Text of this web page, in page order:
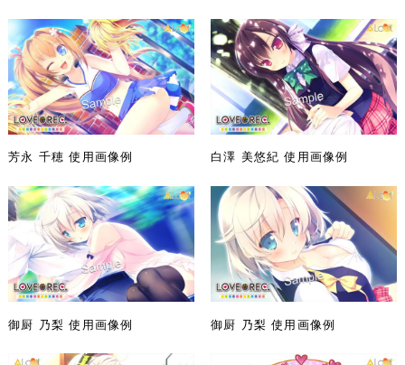
芳永 千穂 使用画像例 白澤 美悠紀 使用画像例
御厨 乃梨 使用画像例 御厨 乃梨 使用画像例